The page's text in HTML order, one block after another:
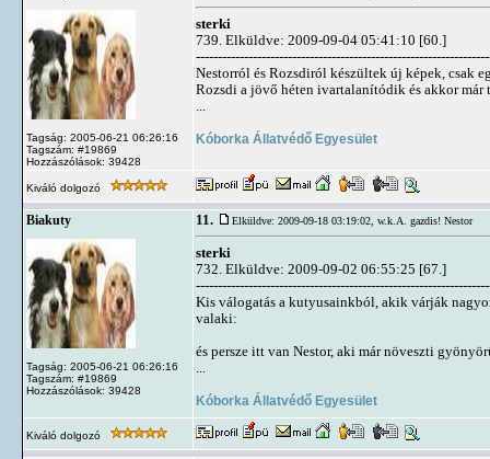
Tagság: 2005-06-21 06:26:16
Tagszám: #19869
Hozzászólások: 39428
sterki
739. Elküldve: 2009-09-04 05:41:10 [60.]
Nestorról és Rozsdiról készültek új képek, csak
Rozsdi a jövő héten ivartalanítódik és akkor
Kóborka Állatvédő Egyesület
Kiváló dolgozó
Biakuty
Tagság: 2005-06-21 06:26:16
Tagszám: #19869
Hozzászólások: 39428
11. Elküldve: 2009-09-18 03:19:02, w.k.A. gazdis! Nestor
sterki
732. Elküldve: 2009-09-02 06:55:25 [67.]
Kis válogatás a kutyusainkból, akik várják
valaki:
és persze itt van Nestor, aki már növeszti
Kóborka Állatvédő Egyesület
Kiváló dolgozó